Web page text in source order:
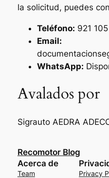
la solicitud, puedes
Teléfono: 921
Email:
WhatsApp:
Avalados por
Sigrauto AEDRA
Recomotor Blog
Acerca de
Team Privacy